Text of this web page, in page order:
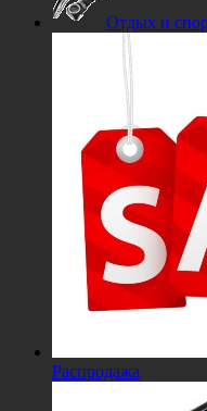
Отдых и
Распродажа